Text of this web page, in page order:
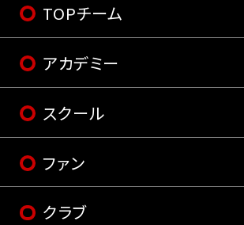
TOPチーム
アカデミー
スクール
ファン
クラブ